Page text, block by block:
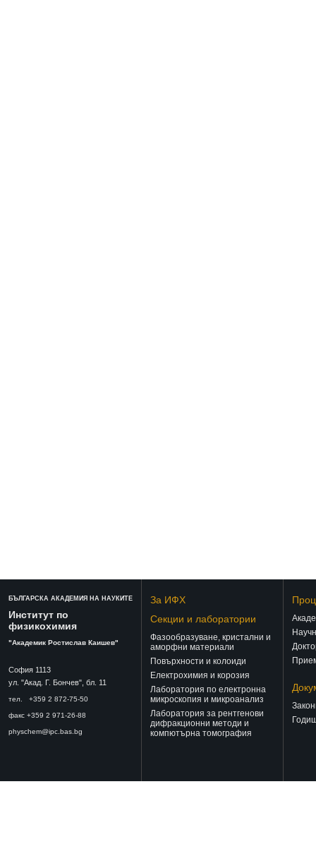
БЪЛГАРСКА АКАДЕМИЯ НА НАУКИТЕ
Институт по
физикохимия
"Академик Ростислав Каишев"
София 1113
ул. "Акад. Г. Бончев", бл. 11
тел. +359 2 872-75-50
факс +359 2 971-26-88
physchem@ipc.bas.bg
За ИФХ
Секции и лаборатории
Фазообразуване, кристални и
аморфни материали
Повърхности и колоиди
Електрохимия и корозия
Лаборатория по електронна
микроскопия и микроанализ
Лаборатория за рентгенови
дифракционни методи и
компютърна томография